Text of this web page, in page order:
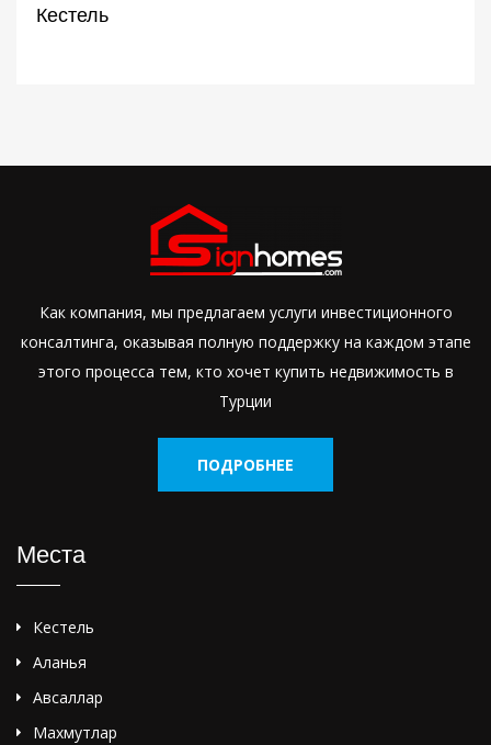
Кестель
Как компания, мы предлагаем услуги инвестиционного
консалтинга, оказывая полную поддержку на каждом этапе
этого процесса тем, кто хочет купить недвижимость в
Турции
ПОДРОБНЕЕ
Места
Кестель
Аланья
Авсаллар
Махмутлар